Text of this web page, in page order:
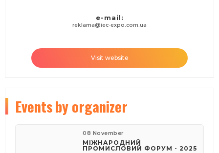
e-mail:
reklama@iec-expo.com.ua
Visit website
Eventsby organizer
08 November
МІЖНАРОДНИЙ
ПРОМИСЛОВИЙ ФОРУМ - 2025